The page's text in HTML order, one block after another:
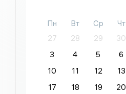
Пн Вт Ср Чт
27
28 29 30
3
4 5 6
10
11 12 13
17
18 19 20